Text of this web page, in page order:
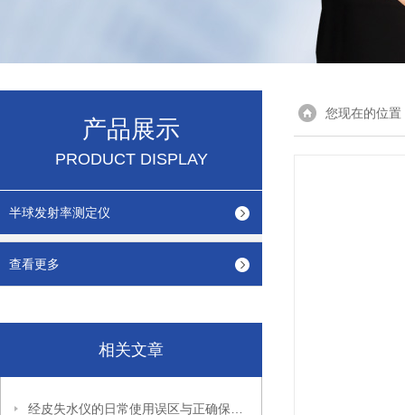
产品展示
PRODUCT DISPLAY
半球发射率测定仪
查看更多
相关文章
您现在的位置